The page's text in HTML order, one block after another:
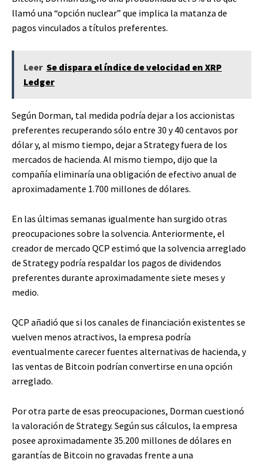
llamó una “opción nuclear” que implica la matanza de
pagos vinculados a títulos preferentes.
Leer Se dispara el índice de velocidad en XRP
Ledger
Según Dorman, tal medida podría dejar a los accionistas
preferentes recuperando sólo entre 30 y 40 centavos por
dólar y, al mismo tiempo, dejar a Strategy fuera de los
mercados de hacienda. Al mismo tiempo, dijo que la
compañía eliminaría una obligación de efectivo anual de
aproximadamente 1.700 millones de dólares.
En las últimas semanas igualmente han surgido otras
preocupaciones sobre la solvencia. Anteriormente, el
creador de mercado QCP estimó que la solvencia arreglado
de Strategy podría respaldar los pagos de dividendos
preferentes durante aproximadamente siete meses y
medio.
QCP añadió que si los canales de financiación existentes se
vuelven menos atractivos, la empresa podría
eventualmente carecer fuentes alternativas de hacienda, y
las ventas de Bitcoin podrían convertirse en una opción
arreglado.
Por otra parte de esas preocupaciones, Dorman cuestionó
la valoración de Strategy. Según sus cálculos, la empresa
posee aproximadamente 35.200 millones de dólares en
garantías de Bitcoin no gravadas frente a una